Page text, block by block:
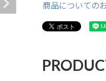
商品についての